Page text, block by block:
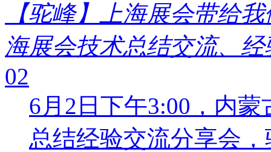
【驼峰】上海展会带给
海展会技术总结交流、
02
6月2日下午3:00，内
总结经验交流分享会